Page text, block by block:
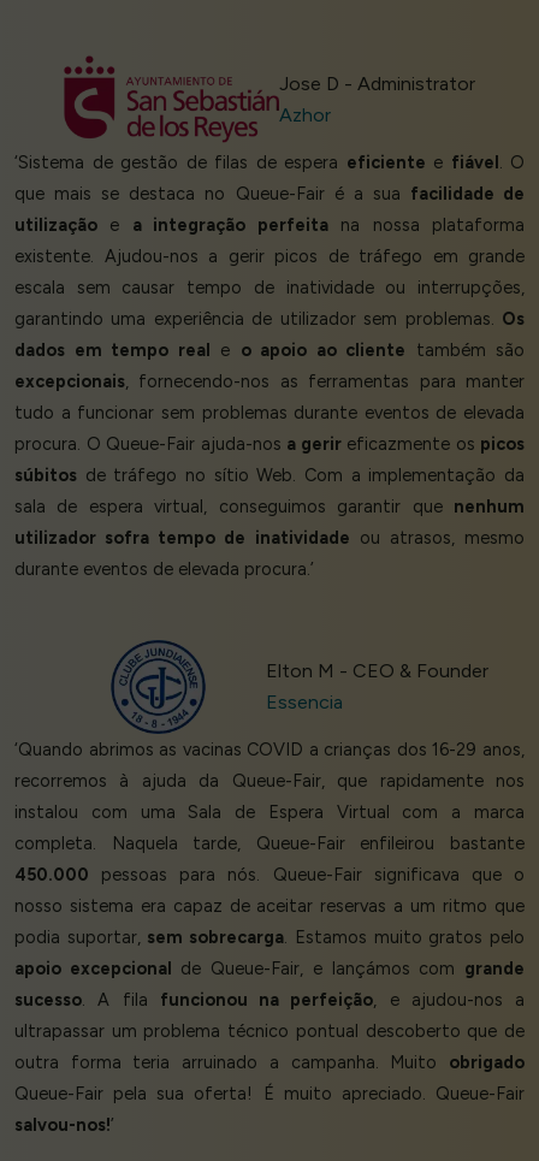
Jose D - Administrator
Azhor
‘Sistema de gestão de filas de espera eficiente e fiável. O
que mais se destaca no Queue-Fair é a sua facilidade de
utilização e a integração perfeitana nossa plataforma
existente. Ajudou-nos a gerir picos de tráfego em grande
escala sem causar tempo de inatividade ou interrupções,
garantindo uma experiência de utilizador sem problemas. Os
dados em tempo real e o apoio ao cliente também são
excepcionais, fornecendo-nos as ferramentas para manter
tudo a funcionar sem problemas durante eventos de elevada
procura. O Queue-Fair ajuda-nos a gerireficazmente os picos
súbitos de tráfego no sítio Web. Com a implementação da
sala de espera virtual, conseguimos garantir que nenhum
utilizador sofra tempo de inatividade ou atrasos, mesmo
durante eventos de elevada procura.’
Elton M - CEO & Founder
Essencia
‘Quando abrimos as vacinas COVID a crianças dos 16-29 anos,
recorremos à ajuda da Queue-Fair, que rapidamente nos
instalou com uma Sala de Espera Virtual com a marca
completa. Naquela tarde, Queue-Fair enfileirou bastante
450.000 pessoas para nós. Queue-Fair significava que o
nosso sistema era capaz de aceitar reservas a um ritmo que
podia suportar, sem sobrecarga. Estamos muito gratos pelo
apoio excepcional
de Queue-Fair, e lançámos com grande
sucesso. A fila funcionou na perfeição, e ajudou-nos a
ultrapassar um problema técnico pontual descoberto que de
outra forma teria arruinado a campanha. Muito obrigado
Queue-Fair pela sua oferta! É muito apreciado. Queue-Fair
salvou-nos!’